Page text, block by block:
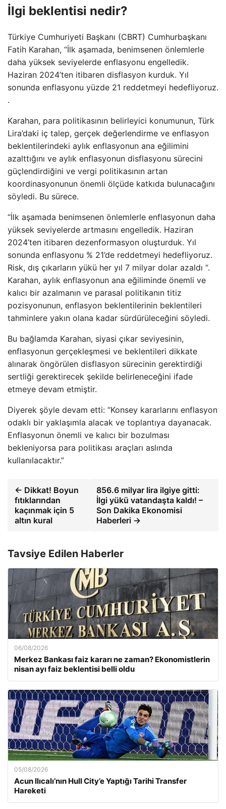
İlgi beklentisi nedir?
Türkiye Cumhuriyeti Başkanı (CBRT) Cumhurbaşkanı
Fatih Karahan, “İlk aşamada, benimsenen önlemlerle
daha yüksek seviyelerde enflasyonu engelledik.
Haziran 2024’ten itibaren disflasyon kurduk. Yıl
sonunda enflasyonu yüzde 21 reddetmeyi hedefliyoruz.
.
Karahan, para politikasının belirleyici konumunun, Türk
Lira’daki iç talep, gerçek değerlendirme ve enflasyon
beklentilerindeki aylık enflasyonun ana eğilimini
azalttığını ve aylık enflasyonun disflasyonu sürecini
güçlendirdiğini ve vergi politikasının artan
koordinasyonunun önemli ölçüde katkıda bulunacağını
söyledi. Bu sürece.
“İlk aşamada benimsenen önlemlerle enflasyonun daha
yüksek seviyelerde artmasını engelledik. Haziran
2024’ten itibaren dezenformasyon oluşturduk. Yıl
sonunda enflasyonu % 21’de reddetmeyi hedefliyoruz.
Risk, dış çıkarların yükü her yıl 7 milyar dolar azaldı “.
Karahan, aylık enflasyonun ana eğiliminde önemli ve
kalıcı bir azalmanın ve parasal politikanın titiz
pozisyonunun, enflasyon beklentilerinin beklentileri
tahminlere yakın olana kadar sürdürüleceğini söyledi.
Bu bağlamda Karahan, siyasi çıkar seviyesinin,
enflasyonun gerçekleşmesi ve beklentileri dikkate
alınarak öngörülen disflasyon sürecinin gerektirdiği
sertliği gerektirecek şekilde belirleneceğini ifade
etmeye devam etmiştir.
Diyerek şöyle devam etti: “Konsey kararlarını enflasyon
odaklı bir yaklaşımla alacak ve toplantıya dayanacak.
Enflasyonun önemli ve kalıcı bir bozulması
bekleniyorsa para politikası araçları aslında
kullanılacaktır.”
← Dikkat! Boyun
fıtıklarından
kaçınmak için 5
altın kural
856.6 milyar lira ilgiye gitti:
İlgi yükü vatandaşta kaldı! –
Son Dakika Ekonomisi
Haberleri →
Tavsiye Edilen Haberler
06/08/2026
Merkez Bankası faiz kararı ne zaman? Ekonomistlerin
nisan ayı faiz beklentisi belli oldu
05/08/2026
Acun Ilıcalı’nın Hull City’e Yaptığı Tarihi Transfer
Hareketi